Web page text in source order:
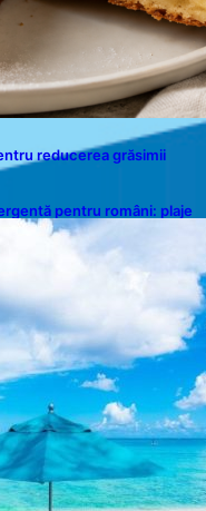
reducerea grăsimii
pentru români: plaje
și prețuri accesibile